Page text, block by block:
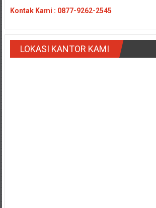
Payakumbung/
pati/
Sarilamak/
Hulu
Kontak Kami : 0877-9262-2545
LOKASI KANTOR KAMI